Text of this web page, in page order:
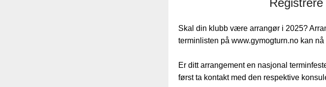
Skal din klubb være arrangør i 2025?
terminlisten på www.gymogturn.no kan
Er ditt arrangement en nasjonal
først ta kontakt med den respektive